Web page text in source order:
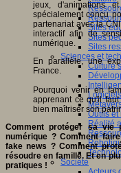
Sites
Sites
Sites
Sciences et
Culture
Outils et
Réalité
Société
jeux, d'animations
spécialement conçu
partenariat avec la
interactif afin de
numérique.
En parallèle, une
France.
Pourquoi venir en
apprenant ce qu'il
bien maîtriser son
Comment protéger sa vie
numérique ? Comment
fake news ? Comment
résoudre en famille. Et en
pratiques !